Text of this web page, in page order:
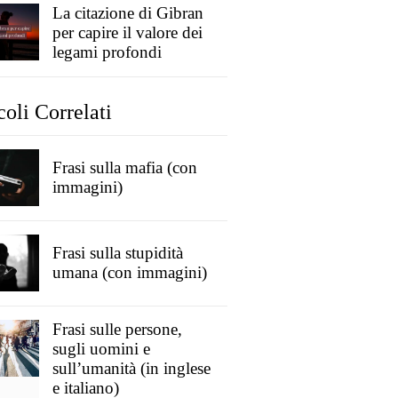
La citazione di Gibran
per capire il valore dei
legami profondi
Correlati
Frasi sulla mafia (con
immagini)
Frasi sulla stupidità
umana (con immagini)
Frasi sulle persone,
sugli uomini e
sull’umanità (in inglese
e italiano)